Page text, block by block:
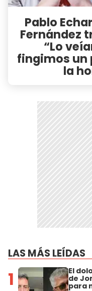
Pablo
Fernández
“Lo
fingimos un
la
LAS MÁS LEÍDAS
1 El
de
para